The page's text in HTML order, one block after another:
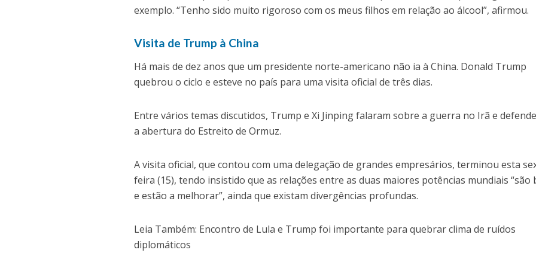
exemplo. “Tenho sido muito rigoroso com os meus filhos em relação ao álcool”, afirmou.
Visita de Trump à China
Há mais de dez anos que um presidente norte-americano não ia à China. Donald Trump
quebrou o ciclo e esteve no país para uma visita oficial de três dias.
Entre vários temas discutidos, Trump e Xi Jinping falaram sobre a guerra no Irã e
a abertura do Estreito de Ormuz.
A visita oficial, que contou com uma delegação de grandes empresários, terminou esta
feira (15), tendo insistido que as relações entre as duas maiores potências mundiais “são
e estão a melhorar”, ainda que existam divergências profundas.
Leia Também: Encontro de Lula e Trump foi importante para quebrar clima de ruídos
diplomáticos